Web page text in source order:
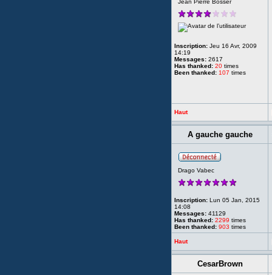
Jean Pierre Bosser
Inscription: Jeu 16 Avr, 2009
14:19
Messages: 2617
Has thanked: 20 times
Been thanked: 107 times
Haut
A gauche gauche
Drago Vabec
Inscription: Lun 05 Jan, 2015
14:08
Messages: 41129
Has thanked: 2299 times
Been thanked: 903 times
Haut
CesarBrown